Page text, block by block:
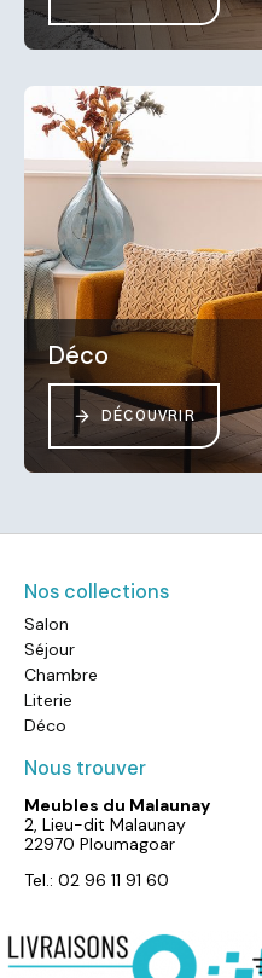
Déco
DÉCOUVRIR
Nos collections
Salon
Séjour
Chambre
Literie
Déco
Nous trouver
Meubles du Malaunay
2, Lieu-dit Malaunay
22970 Ploumagoar
Tel.: 02 96 11 91 60